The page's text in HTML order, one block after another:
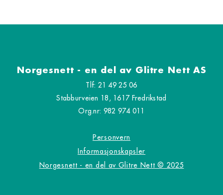
Norgesnett - en del av Glitre Nett AS
Tlf: 21 49 25 06
Stabburveien 18, 1617 Fredrikstad
Org.nr: 982 974 011
Personvern
Informasjonskapsler
Norgesnett - en del av Glitre Nett © 2025